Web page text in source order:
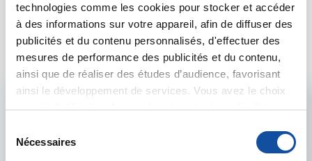
technologies comme les cookies pour stocker et accéder
à des informations sur votre appareil, afin de diffuser des
publicités et du contenu personnalisés, d'effectuer des
mesures de performance des publicités et du contenu,
ainsi que de réaliser des études d’audience, favorisant
ainsi le développement de services. Vous avez le choix
quant à l'utilisation de vos données et à leurs finalités.
tout moment en consultant la Déclaration relative aux
cookies ou en cliquant sur l'icône de confidentialité.
Nécessaires
Les intervenants du
forum
Voir le profil